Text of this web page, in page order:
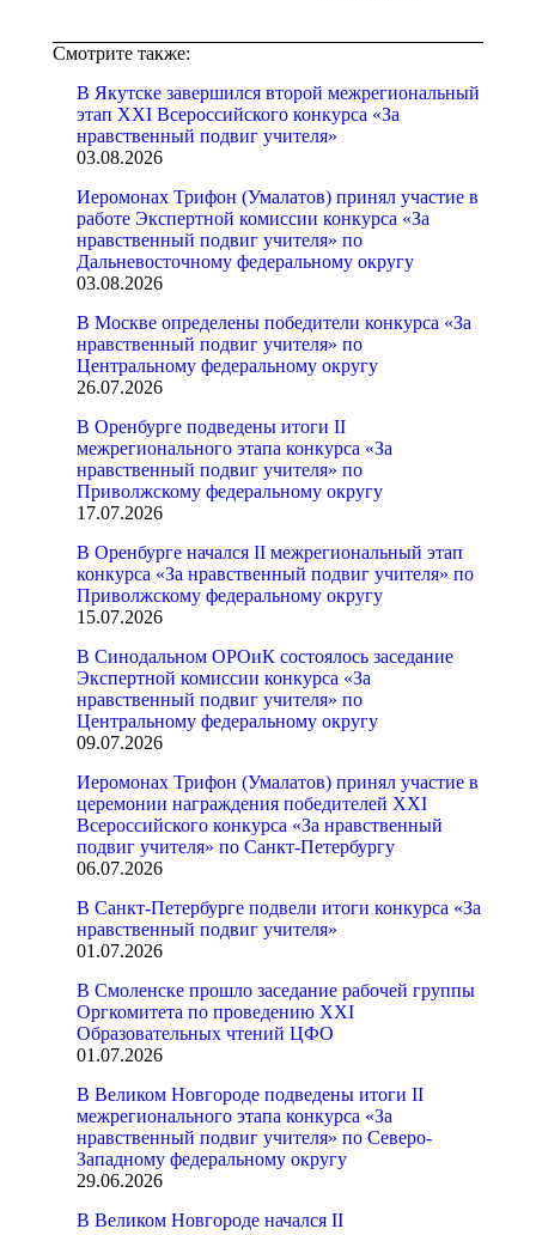
Смотрите также:
В Якутске завершился второй межрегиональный
этап XXI Всероссийского конкурса «За
нравственный подвиг учителя»
03.08.2026
Иеромонах Трифон (Умалатов) принял участие в
работе Экспертной комиссии конкурса «За
нравственный подвиг учителя» по
Дальневосточному федеральному округу
03.08.2026
В Москве определены победители конкурса «За
нравственный подвиг учителя» по
Центральному федеральному округу
26.07.2026
В Оренбурге подведены итоги II
межрегионального этапа конкурса «За
нравственный подвиг учителя» по
Приволжскому федеральному округу
17.07.2026
В Оренбурге начался II межрегиональный этап
конкурса «За нравственный подвиг учителя» по
Приволжскому федеральному округу
15.07.2026
В Синодальном ОРОиК состоялось заседание
Экспертной комиссии конкурса «За
нравственный подвиг учителя» по
Центральному федеральному округу
09.07.2026
Иеромонах Трифон (Умалатов) принял участие в
церемонии награждения победителей XXI
Всероссийского конкурса «За нравственный
подвиг учителя» по Санкт-Петербургу
06.07.2026
В Санкт-Петербурге подвели итоги конкурса «За
нравственный подвиг учителя»
01.07.2026
В Смоленске прошло заседание рабочей группы
Оргкомитета по проведению XXI
Образовательных чтений ЦФО
01.07.2026
В Великом Новгороде подведены итоги II
межрегионального этапа конкурса «За
нравственный подвиг учителя» по Северо-
Западному федеральному округу
29.06.2026
В Великом Новгороде начался II